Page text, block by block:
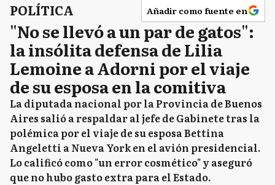
POLÍTICA Añadir como fuente en
"No se llevó a un par de gatos":
la insólita defensa de Lilia
Lemoine a Adorni por el viaje
de su esposa en la comitiva
La diputada nacional por la Provincia de Buenos
Aires salió a respaldar al jefe de Gabinete tras la
polémica por el viaje de su esposa Bettina
Angeletti a Nueva York en el avión presidencial.
Lo calificó como "un error cosmético" y aseguró
que no hubo gasto extra para el Estado.